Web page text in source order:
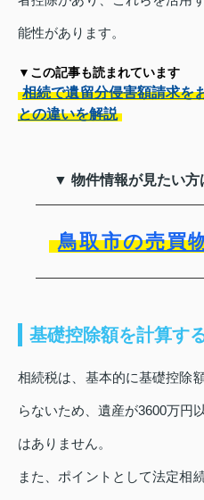
能性があります。
▼この記事も読まれています
相続で遺留分侵害額請求を
との違いを解説
▼ 物件情報が見たい
鳥取市の売買
基礎控除額を計算す
相続税は、基本的に基礎控除
らないため、遺産が3600万円
はありません。
また、ポイントとして法定相